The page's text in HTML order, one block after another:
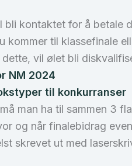
kontaktet for å betale
til klassefinale
vil ølet bli
NM 2024
til konkurranser
man ha til sammen 3
og når finalebidrag
skrevet ut med